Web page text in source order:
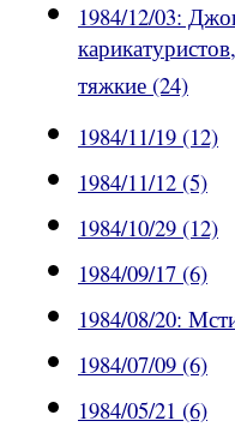
1984/12/03:
тяжкие (24)
1984/11/19 (12)
1984/11/12 (5)
1984/10/29 (12)
1984/09/17 (6)
1984/08/20:
1984/07/09 (6)
1984/05/21 (6)